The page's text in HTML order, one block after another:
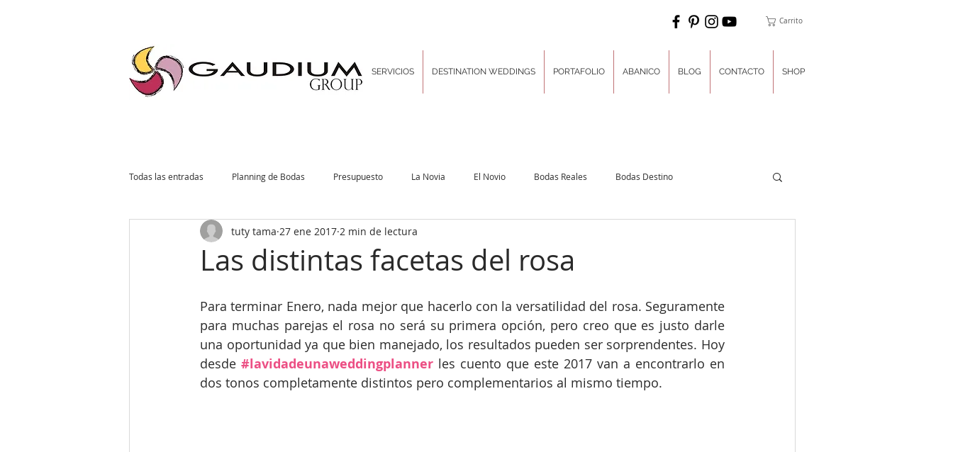
Carrito
"Gaudium, Eventos Corporativos, Wedding Planner, Eventos, Quito"
SERVICIOS DESTINATION WEDDINGS PORTAFOLIO ABANICO BLOG CONTACTO SHOP
Todas las entradas Planning de Bodas Presupuesto La Novia El Novio Bodas Reales Bodas Destino
Planning Social Invitaciones Decoración & Diseño
Catering & Licor Para Parejas
Las distintas facetas del rosa
tuty tama 27 ene 2017 2 min de lectura
Para terminar Enero, nada mejor que hacerlo con la versatilidad del rosa. Seguramente
para muchas parejas el rosa no será su primera opción, pero creo que es justo darle
una oportunidad ya que bien manejado, los resultados pueden ser sorprendentes. Hoy
desde #lavidadeunaweddingplanner les cuento que este 2017 van a encontrarlo en
dos tonos completamente distintos pero complementarios al mismo tiempo.